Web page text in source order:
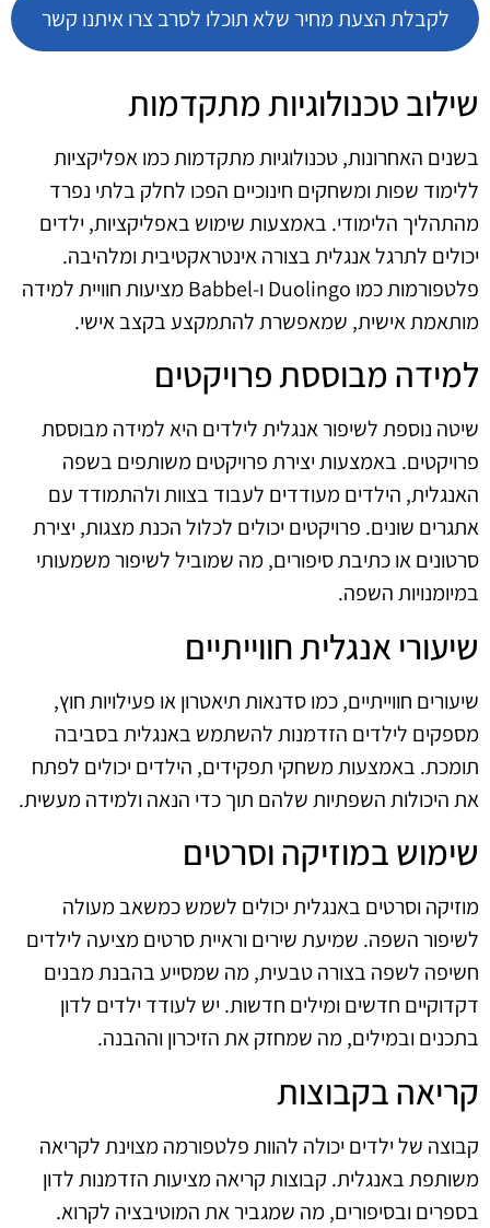
לקבלת הצעת מחיר שלא תוכלו לסרב צרו איתנו קשר
שילוב טכנולוגיות מתקדמות
בשנים האחרונות, טכנולוגיות מתקדמות כמו אפליקציות
ללימוד שפות ומשחקים חינוכיים הפכו לחלק בלתי נפרד
מהתהליך הלימודי. באמצעות שימוש באפליקציות, ילדים
יכולים לתרגל אנגלית בצורה אינטראקטיבית ומלהיבה.
פלטפורמות כמו Duolingo ו-Babbel מציעות חוויית למידה
מותאמת אישית, שמאפשרת להתמקצע בקצב אישי.
למידה מבוססת פרויקטים
שיטה נוספת לשיפור אנגלית לילדים היא למידה מבוססת
פרויקטים. באמצעות יצירת פרויקטים משותפים בשפה
האנגלית, הילדים מעודדים לעבוד בצוות ולהתמודד עם
אתגרים שונים. פרויקטים יכולים לכלול הכנת מצגות, יצירת
סרטונים או כתיבת סיפורים, מה שמוביל לשיפור משמעותי
במיומנויות השפה.
שיעורי אנגלית חווייתיים
שיעורים חווייתיים, כמו סדנאות תיאטרון או פעילויות חוץ,
מספקים לילדים הזדמנות להשתמש באנגלית בסביבה
תומכת. באמצעות משחקי תפקידים, הילדים יכולים לפתח
את היכולות השפתיות שלהם תוך כדי הנאה ולמידה מעשית.
שימוש במוזיקה וסרטים
מוזיקה וסרטים באנגלית יכולים לשמש כמשאב מעולה
לשיפור השפה. שמיעת שירים וראיית סרטים מציעה לילדים
חשיפה לשפה בצורה טבעית, מה שמסייע בהבנת מבנים
דקדוקיים חדשים ומילים חדשות. יש לעודד ילדים לדון
בתכנים ובמילים, מה שמחזק את הזיכרון וההבנה.
קריאה בקבוצות
קבוצה של ילדים יכולה להוות פלטפורמה מצוינת לקריאה
משותפת באנגלית. קבוצות קריאה מציעות הזדמנות לדון
בספרים ובסיפורים, מה שמגביר את המוטיבציה לקרוא.